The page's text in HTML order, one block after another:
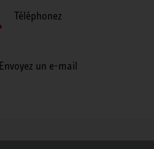
Téléphonez
Envoyez un e-mail